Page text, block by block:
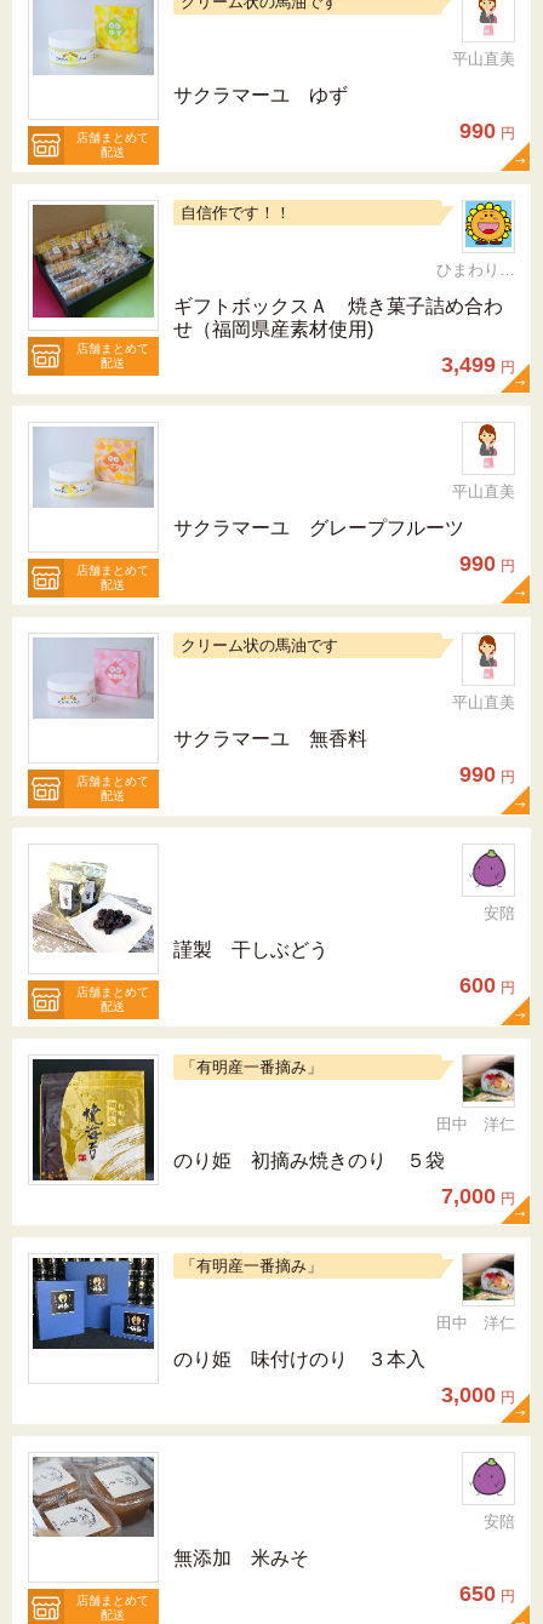
店舗まとめて
配送
平山直美
サクラマーユ ゆず
990 円
店舗まとめて
配送
自信作です！！
ひまわりらんど おやま
ギフトボックスＡ 焼き菓子詰め合わ
せ（福岡県産素材使用)
3,499 円
店舗まとめて
配送
平山直美
サクラマーユ グレープフルーツ
990 円
店舗まとめて
配送
クリーム状の馬油です
平山直美
サクラマーユ 無香料
990 円
店舗まとめて
配送
安陪
謹製 干しぶどう
600 円
「有明産一番摘み」
田中 洋仁
のり姫 初摘み焼きのり ５袋
7,000 円
「有明産一番摘み」
田中 洋仁
のり姫 味付けのり ３本入
3,000 円
店舗まとめて
配送
安陪
無添加 米みそ
650 円